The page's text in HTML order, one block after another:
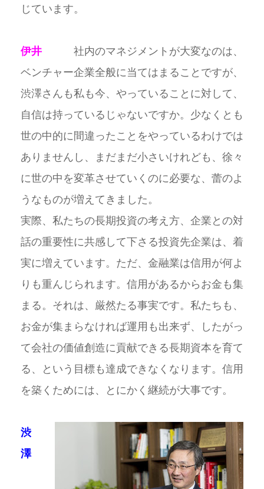
じています。
伊井
社内のマネジメントが大変なのは、
ベンチャー企業全般に当てはまることですが、
渋澤さんも私も今、やっていることに対して、
自信は持っているじゃないですか。少なくとも
世の中的に間違ったことをやっているわけでは
ありませんし、まだまだ小さいけれども、徐々
に世の中を変革させていくのに必要な、蕾のよ
うなものが増えてきました。
実際、私たちの長期投資の考え方、企業との対
話の重要性に共感して下さる投資先企業は、着
実に増えています。ただ、金融業は信用が何よ
りも重んじられます。信用があるからお金も集
まる。それは、厳然たる事実です。私たちも、
お金が集まらなければ運用も出来ず、したがっ
て会社の価値創造に貢献できる長期資本を育て
る、という目標も達成できなくなります。信用
を築くためには、とにかく継続が大事です。
渋
澤